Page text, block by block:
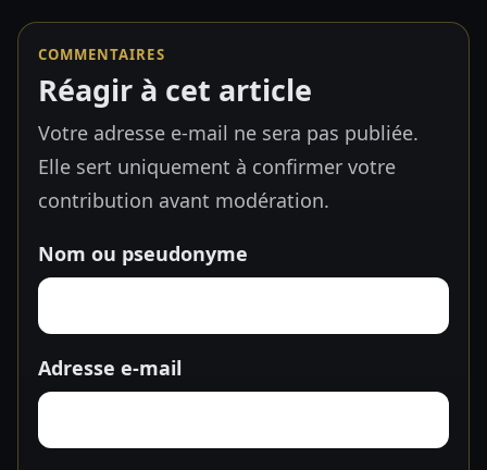
COMMENTAIRES
Réagir à cet article
Votre adresse e-mail ne sera pas publiée.
Elle sert uniquement à confirmer votre
contribution avant modération.
Nom ou pseudonyme
Adresse e-mail